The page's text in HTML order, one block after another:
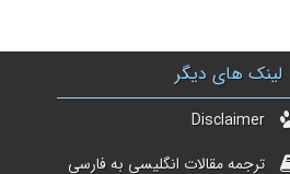
لینک های دیگر
Disclaimer
ترجمه مقالات انگلیسی به فارسی